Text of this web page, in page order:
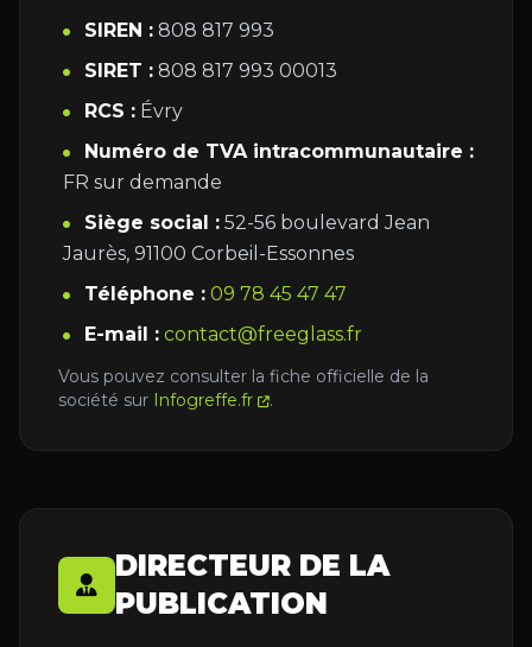
SIREN : 808 817 993
SIRET : 808 817 993 00013
RCS : Évry
Numéro de TVA intracommunautaire :
FR sur demande
Siège social : 52-56 boulevard Jean
Jaurès, 91100 Corbeil-Essonnes
Téléphone : 09 78 45 47 47
E-mail : contact@freeglass.fr
Vous pouvez consulter la fiche officielle de la
société sur Infogreffe.fr .
DIRECTEUR DE LA
PUBLICATION